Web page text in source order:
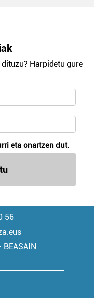
Harpidetu gure
eta onartzen dut.
56
BEASAIN